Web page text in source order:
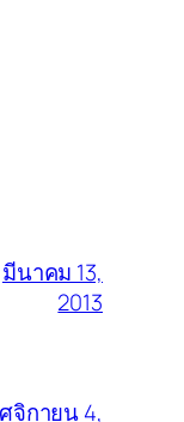
มีนาคม 13,
2013
จิกายน 4,